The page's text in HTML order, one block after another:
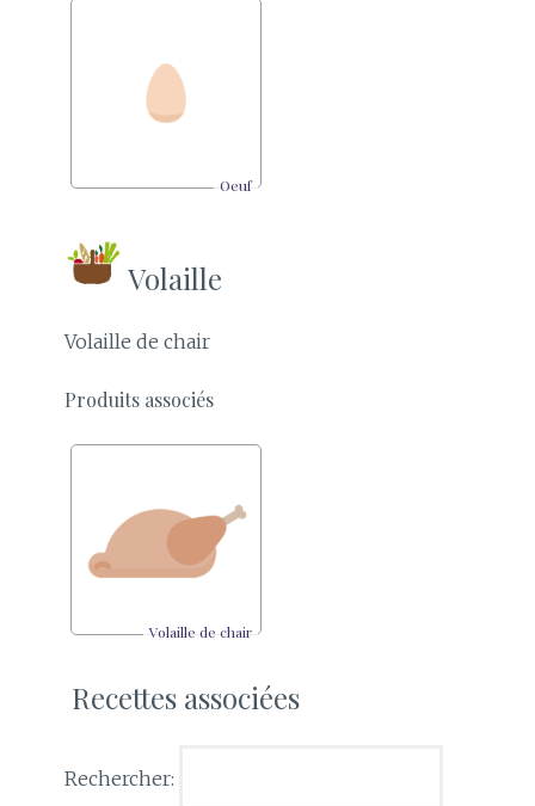
Oeuf
Volaille
Volaille de chair
Produits associés
Volaille de chair
Recettes associées
Rechercher: